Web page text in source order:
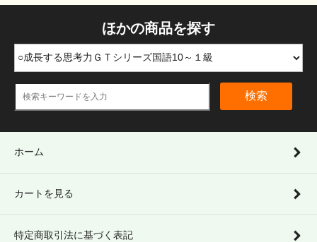
ほかの商品を探す
検索
ホーム
カートを見る
特定商取引法に基づく表記